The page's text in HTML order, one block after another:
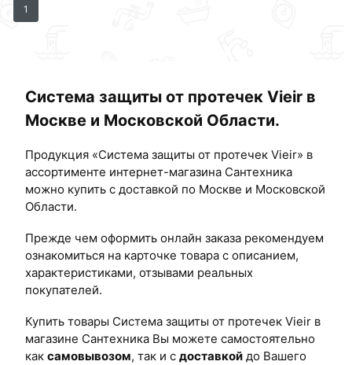
1
Система защиты от протечек Vieir в
Москве и Московской Области.
Продукция «Система защиты от протечек Vieir» в
ассортименте интернет-магазина Сантехника
можно купить с доставкой по Москве и Московской
Области.
Прежде чем оформить онлайн заказа рекомендуем
ознакомиться на карточке товара с описанием,
характеристиками, отзывами реальных
покупателей.
Купить товары Система защиты от протечек Vieir в
магазине Сантехника Вы можете самостоятельно
как самовывозом, так и с доставкой до Вашего